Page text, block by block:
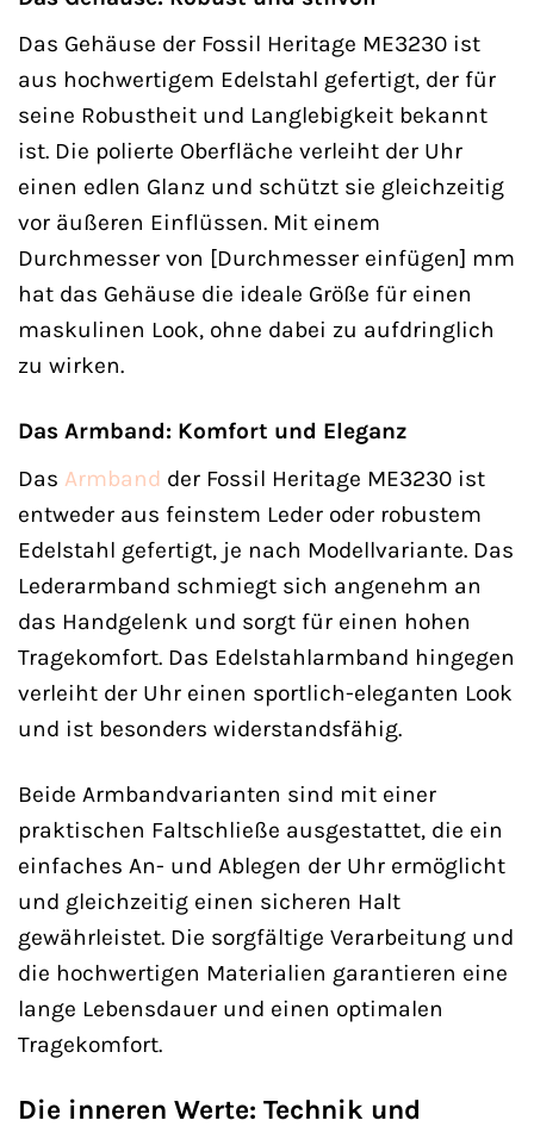
Das Gehäuse der Fossil Heritage ME3230 ist
aus hochwertigem Edelstahl gefertigt, der für
seine Robustheit und Langlebigkeit bekannt
ist. Die polierte Oberfläche verleiht der Uhr
einen edlen Glanz und schützt sie gleichzeitig
vor äußeren Einflüssen. Mit einem
Durchmesser von [Durchmesser einfügen] mm
hat das Gehäuse die ideale Größe für einen
maskulinen Look, ohne dabei zu aufdringlich
zu wirken.
Das Armband: Komfort und Eleganz
Das Armband der Fossil Heritage ME3230 ist
entweder aus feinstem Leder oder robustem
Edelstahl gefertigt, je nach Modellvariante. Das
Lederarmband schmiegt sich angenehm an
das Handgelenk und sorgt für einen hohen
Tragekomfort. Das Edelstahlarmband hingegen
verleiht der Uhr einen sportlich-eleganten Look
und ist besonders widerstandsfähig.
Beide Armbandvarianten sind mit einer
praktischen Faltschließe ausgestattet, die ein
einfaches An- und Ablegen der Uhr ermöglicht
und gleichzeitig einen sicheren Halt
gewährleistet. Die sorgfältige Verarbeitung und
die hochwertigen Materialien garantieren eine
lange Lebensdauer und einen optimalen
Tragekomfort.
Die inneren Werte: Technik und